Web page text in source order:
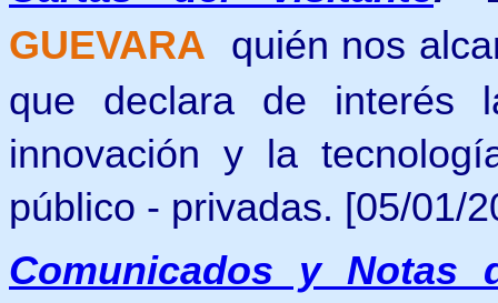
GUEVARA
quién nos
que declara de interés
innovación y la
público - privadas. [05/01/
Comunicados y Notas